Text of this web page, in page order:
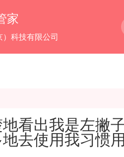
家
科技有限公司
看出我是左撇
去使用我习惯